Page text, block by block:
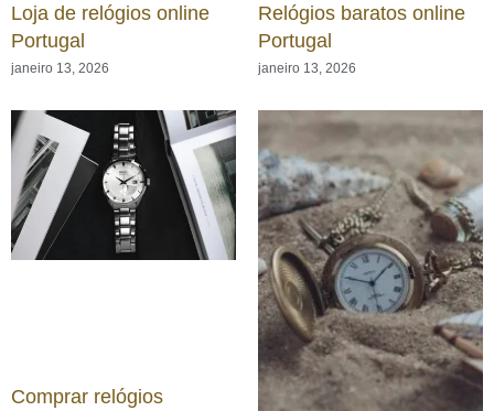
Loja de relógios online
Portugal
janeiro 13, 2026
Relógios baratos online
Portugal
janeiro 13, 2026
Comprar relógios